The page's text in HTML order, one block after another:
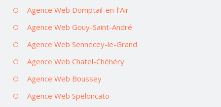
Agence Web Domptail-en-l’Air
Agence Web Gouy-Saint-André
Agence Web Sennecey-le-Grand
Agence Web Chatel-Chéhéry
Agence Web Boussey
Agence Web Speloncato